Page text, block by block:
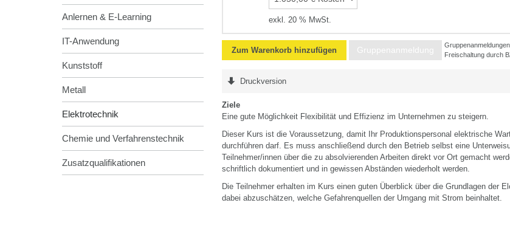
Anlernen & E-Learning
IT-Anwendung
Kunststoff
Metall
Elektrotechnik
Chemie und Verfahrenstechnik
Zusatzqualifikationen
exkl. 20 % MwSt.
Zum Warenkorb hinzufügen Gruppenanmeldung
Freischaltung durch
Druckversion
Ziele
Eine gute Möglichkeit Flexibilität und Effizienz im Unternehmen zu steigern.
Dieser Kurs ist die Voraussetzung, damit Ihr Produktionspersonal elektrische
durchführen darf. Es muss anschließend durch den Betrieb selbst eine
Teilnehmer/innen über die zu absolvierenden Arbeiten direkt vor Ort gemacht
schriftlich dokumentiert und in gewissen Abständen wiederholt werden.
Die Teilnehmer erhalten im Kurs einen guten Überblick über die Grundlagen der
dabei abzuschätzen, welche Gefahrenquellen der Umgang mit Strom beinhaltet.